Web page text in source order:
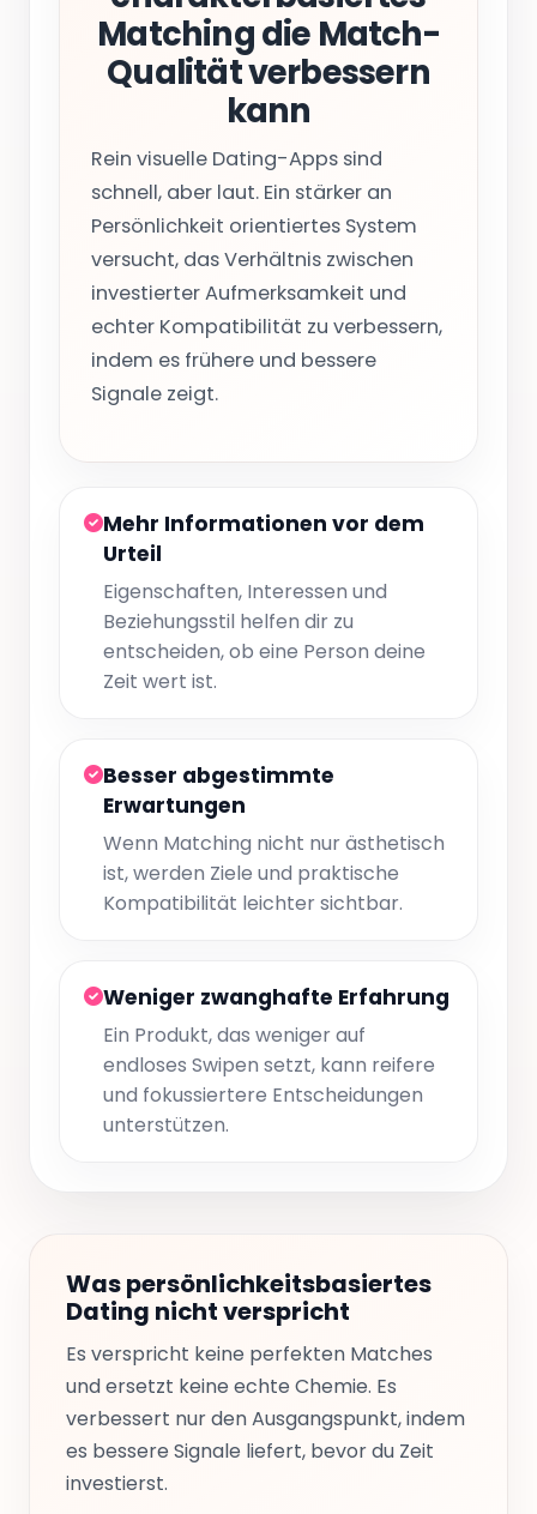
Matching die Match-
Qualität verbessern
kann
Rein visuelle Dating-Apps sind
schnell, aber laut. Ein stärker an
Persönlichkeit orientiertes System
versucht, das Verhältnis zwischen
investierter Aufmerksamkeit und
echter Kompatibilität zu verbessern,
indem es frühere und bessere
Signale zeigt.
Mehr Informationen vor dem
Urteil
Eigenschaften, Interessen und
Beziehungsstil helfen dir zu
entscheiden, ob eine Person deine
Zeit wert ist.
Besser abgestimmte
Erwartungen
Wenn Matching nicht nur ästhetisch
ist, werden Ziele und praktische
Kompatibilität leichter sichtbar.
Weniger zwanghafte Erfahrung
Ein Produkt, das weniger auf
endloses Swipen setzt, kann reifere
und fokussiertere Entscheidungen
unterstützen.
Was persönlichkeitsbasiertes
Dating nicht verspricht
Es verspricht keine perfekten Matches
und ersetzt keine echte Chemie. Es
verbessert nur den Ausgangspunkt, indem
es bessere Signale liefert, bevor du Zeit
investierst.